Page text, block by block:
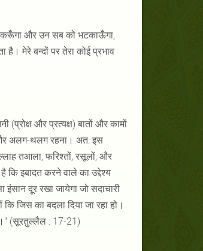
करूँगा और उन सब को भटकाऊँगा,
मेरे बन्दों पर तेरा कोई प्रभाव
और प्रत्यक्ष) बातों और कामों
अलग-थलग रहना। अत: इस
तआला, फरिश्तों, रसूलों, और
इबादत करने वाले का उद्देश्य
दूर रखा जायेगा जो सदाचारी
जिस का बदला दिया जा रहा हो।
(सूरतुल्लैल : 17-21)